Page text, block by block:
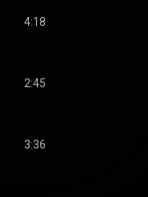
4:18
2:45
3:36